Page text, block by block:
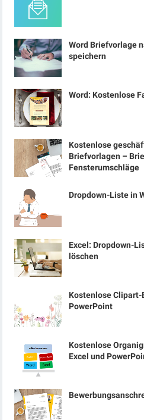
Word Briefvorlage
speichern
Word: Kostenlose
Kostenlose
Briefvorlagen –
Fensterumschläge
Dropdown-Liste in
Excel: Dropdown-
löschen
Kostenlose Clipart-
PowerPoint
Kostenlose
Excel und